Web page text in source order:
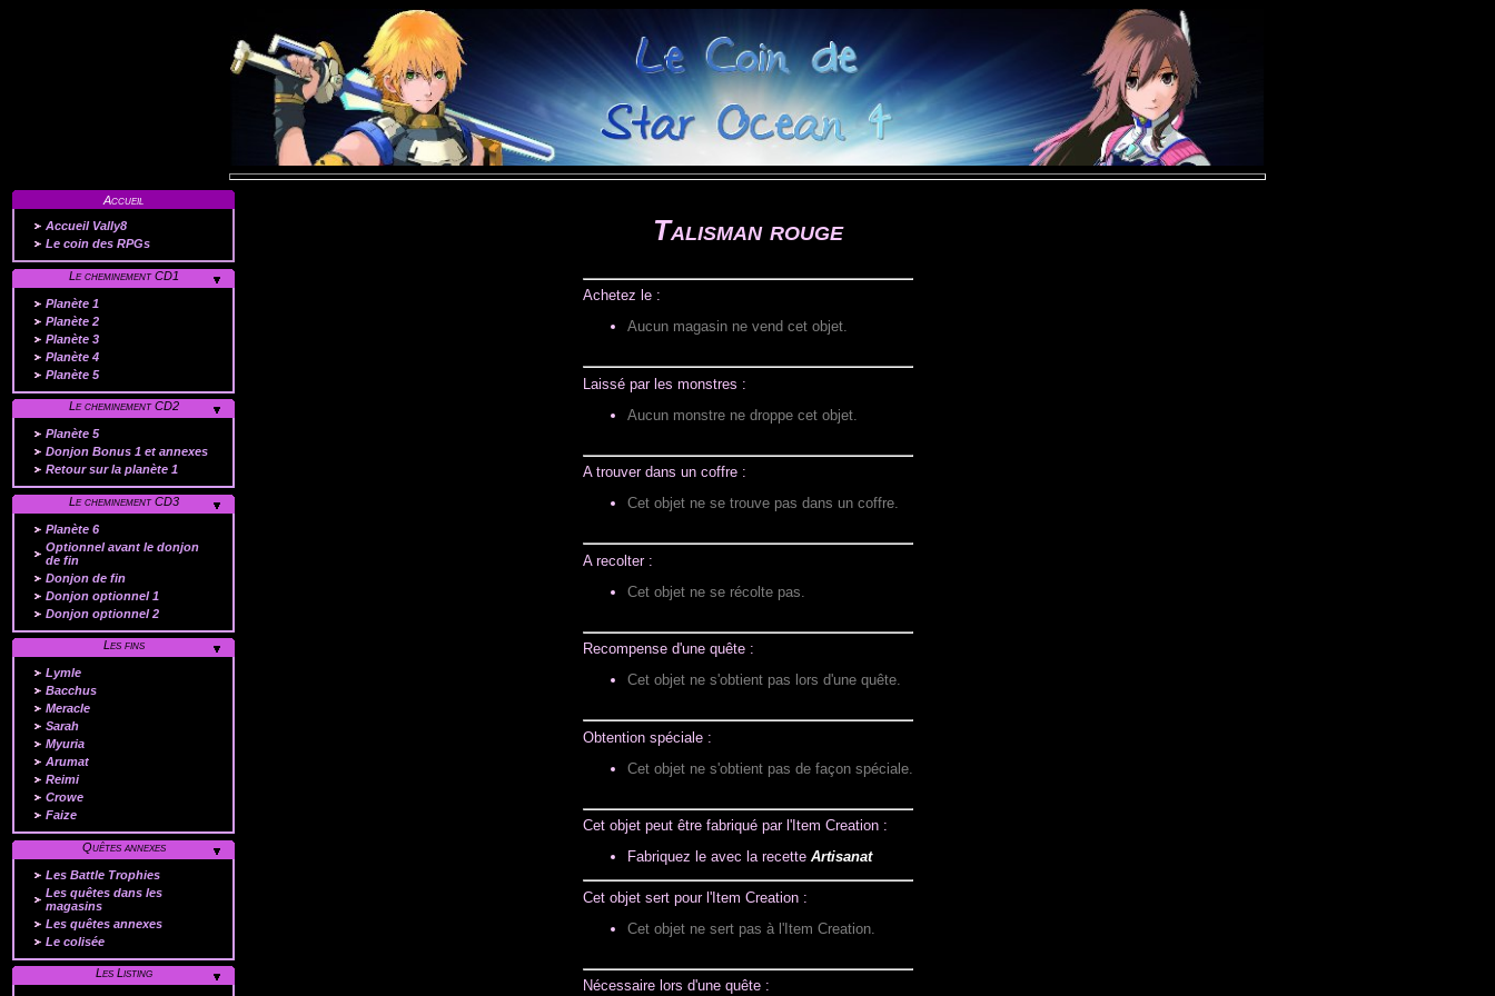
Accueil
Accueil Vally8
Le coin des RPGs
Le cheminement CD1
Planète 1
Planète 2
Planète 3
Planète 4
Planète 5
Le cheminement CD2
Planète 5
Donjon Bonus 1 et annexes
Retour sur la planète 1
Le cheminement CD3
Planète 6
Optionnel avant le donjon
de fin
Donjon de fin
Donjon optionnel 1
Donjon optionnel 2
Les fins
Lymle
Bacchus
Meracle
Sarah
Myuria
Arumat
Reimi
Crowe
Faize
Quêtes annexes
Les Battle Trophies
Les quêtes dans les
magasins
Les quêtes annexes
Le colisée
Les Listing
Talisman rouge
Achetez le :
Aucun magasin ne vend cet objet.
Laissé par les monstres :
Aucun monstre ne droppe cet objet.
A trouver dans un coffre :
Cet objet ne se trouve pas dans un coffre.
A recolter :
Cet objet ne se récolte pas.
Recompense d'une quête :
Cet objet ne s'obtient pas lors d'une quête.
Obtention spéciale :
Cet objet ne s'obtient pas de façon spéciale.
Cet objet peut être fabriqué par l'Item Creation :
Fabriquez le avec la recette Artisanat
Cet objet sert pour l'Item Creation :
Cet objet ne sert pas à l'Item Creation.
Nécessaire lors d'une quête :